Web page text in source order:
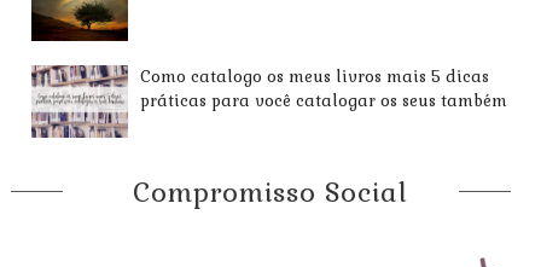
Como catalogo os meus livros mais 5 dicas
práticas para você catalogar os seus também
Compromisso Social